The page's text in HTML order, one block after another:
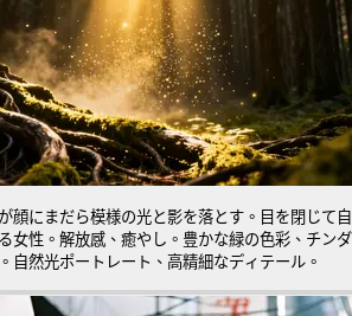
顔にまだら模様の光と影を落とす。目を閉じて
女性。解放感、癒やし。豊かな緑の色彩、チン
自然光ポートレート、高精細なディテール。